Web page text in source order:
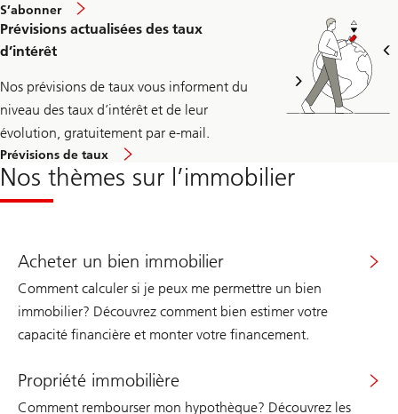
S’abonner
ici
immo
news.
Prévisions actualisées des taux
d’intérêt
Nos prévisions de taux vous informent du
niveau des taux d’intérêt et de leur
évolution, gratuitement par e-mail.
Prévisions de taux
Nos thèmes sur l’immobilier
Acheter un bien immobilier
Comment calculer si je peux me permettre un bien
immobilier? Découvrez comment bien estimer votre
capacité financière et monter votre financement.
Propriété immobilière
Comment rembourser mon hypothèque? Découvrez les